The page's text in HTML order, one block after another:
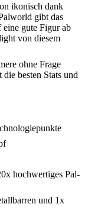
ikonisch dank
gibt das
gute Figur ab
von diesem
ohne Frage
besten Stats und
hochwertiges Pal-
und 1x